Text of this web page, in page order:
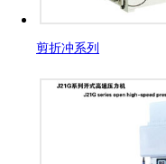
剪折冲系列